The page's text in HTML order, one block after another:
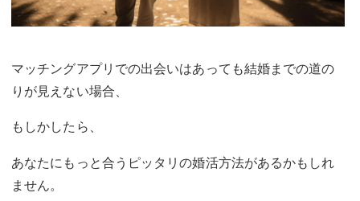
マッチングアプリでの出会いはあっても結婚までの道の
りが見えない場合、
もしかしたら、
あなたにもっと合うピッタリの婚活方法があるかもしれ
ません。